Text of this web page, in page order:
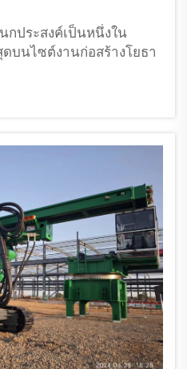
กประสงค์เป็นหนึ่งใน
บนไซต์งานก่อสร้างโยธา
รเจาะแบบหมุน การตอก
hammering) และการขุด
ยวกันที่ทรงพลัง เนื่องจาก